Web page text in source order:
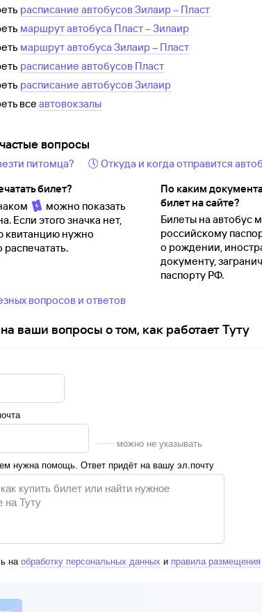
расписание автобусовЗилаир– Пласт
маршрут автобуса Пласт–Зилаир
маршрут автобуса Зилаир– Пласт
расписание автобусов Пласт
расписание автобусовЗилаир
все автовокзалы
вопросы
питомца? 🕔 Откуда и когда отправится
билет?
можно показать
Если этого значка нет,
квитанцию нужно
распечатать.
По каким
билет на сайте?
Билеты на автобус
российскому
о рождении,
документу,
паспорту РФ.
вопросов и ответов
ваши вопросы о том, как работает Туту
можно не указывать
нужна помощь. Ответ придёт на вашу эл.почту
на обработку персональных данных и правила размещения